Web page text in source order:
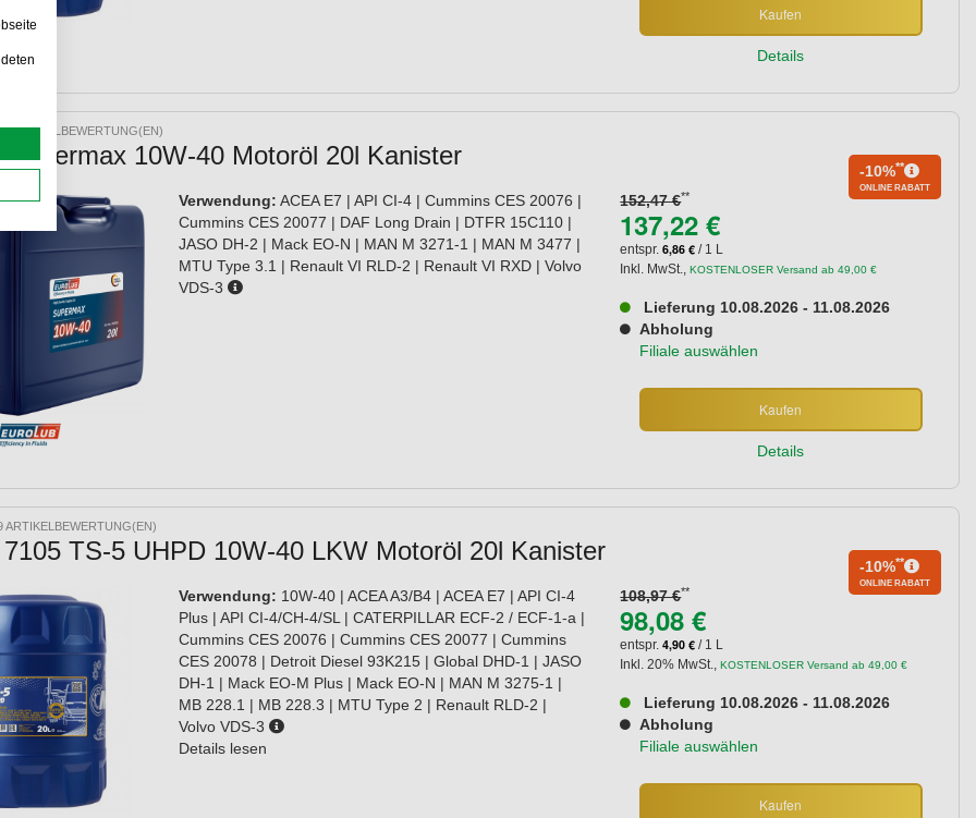
Kaufen
Details
ARTIKELBEWERTUNG(EN)
Supermax 10W-40 Motoröl 20l Kanister
Verwendung: ACEA E7 | API CI-4 | Cummins CES 20076 |
Cummins CES 20077 | DAF Long Drain | DTFR 15C110 |
JASO DH-2 | Mack EO-N | MAN M 3271-1 | MAN M 3477 |
MTU Type 3.1 | Renault VI RLD-2 | Renault VI RXD | Volvo
VDS-3
152,47 €**
-10%**
ONLINE RABATT
137,22 €
entspr.6,86 € / 1 L
Inkl. MwSt.,KOSTENLOSER Versand ab 49,00 €
Lieferung 10.08.2026 - 11.08.2026
Abholung
Filiale auswählen
Kaufen
Details
ARTIKELBEWERTUNG(EN)
TS-5 UHPD 10W-40 LKW Motoröl 20l Kanister
Verwendung: 10W-40 | ACEA A3/B4 | ACEA E7 | API CI-4
Plus | API CI-4/CH-4/SL | CATERPILLAR ECF-2 / ECF-1-a |
Cummins CES 20076 | Cummins CES 20077 | Cummins
CES 20078 | Detroit Diesel 93K215 | Global DHD-1 | JASO
DH-1 | Mack EO-M Plus | Mack EO-N | MAN M 3275-1 |
MB 228.1 | MB 228.3 | MTU Type 2 | Renault RLD-2 |
Volvo VDS-3
Details lesen
108,97 €**
-10%**
ONLINE RABATT
98,08 €
entspr.4,90 € / 1 L
Inkl. 20% MwSt.,KOSTENLOSER Versand ab 49,00 €
Lieferung 10.08.2026 - 11.08.2026
Abholung
Filiale auswählen
Kaufen